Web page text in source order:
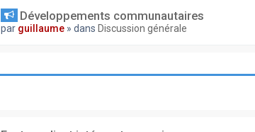
Développements communautaires
par guillaume » dans Discussion générale